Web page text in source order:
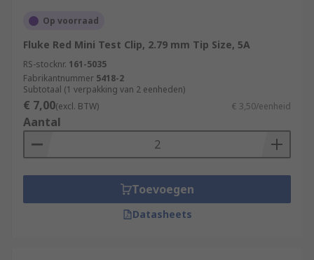
Op voorraad
Fluke Red Mini Test Clip, 2.79 mm Tip Size, 5A
RS-stocknr. 161-5035
Fabrikantnummer 5418-2
Subtotaal (1 verpakking van 2 eenheden)
€ 7,00(excl. BTW) € 3,50/eenheid
Aantal
Toevoegen
Datasheets